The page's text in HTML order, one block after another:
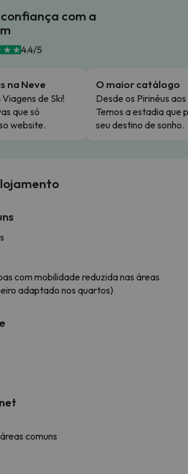
com a
4.4/5
na Neve
de Ski!
que só
website.
O maior catálogo
Desde os Pirinéus
Temos a estadia que
seu destino de sonho.
com mobilidade reduzida nas áreas
adaptado nos quartos)
comuns